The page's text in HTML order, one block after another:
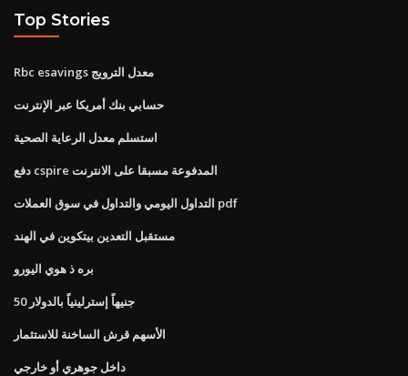
Top Stories
Rbc esavings معدل الترويج
حسابي بنك أمريكا عبر الإنترنت
استسلم معدل الرعاية الصحية
دفع cspire المدفوعة مسبقا على الانترنت
التداول اليومي والتداول في سوق العملات pdf
مستقبل التعدين بيتكوين في الهند
بره ذ هوي اليورو
50 جنيهاً إسترلينياً بالدولار
الأسهم قرش الساخنة للاستثمار
داخل جوهري أو خارجي